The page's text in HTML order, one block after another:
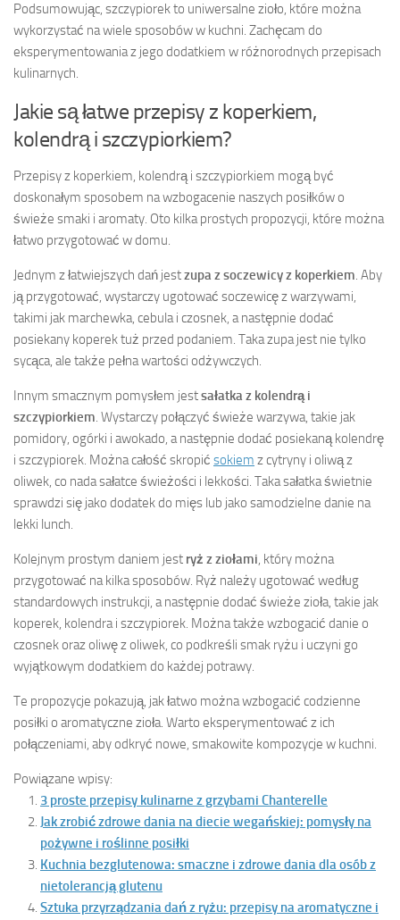
Podsumowując, szczypiorek to uniwersalne zioło, które można
wykorzystać na wiele sposobów w kuchni. Zachęcam do
eksperymentowania z jego dodatkiem w różnorodnych przepisach
kulinarnych.
Jakie są łatwe przepisy z koperkiem,
kolendrą i szczypiorkiem?
Przepisy z koperkiem, kolendrą i szczypiorkiem mogą być
doskonałym sposobem na wzbogacenie naszych posiłków o
świeże smaki i aromaty. Oto kilka prostych propozycji, które można
łatwo przygotować w domu.
Jednym z łatwiejszych dań jestzupa z soczewicy z koperkiem. Aby
ją przygotować, wystarczy ugotować soczewicę z warzywami,
takimi jak marchewka, cebula i czosnek, a następnie dodać
posiekany koperek tuż przed podaniem. Taka zupa jest nie tylko
sycąca, ale także pełna wartości odżywczych.
Innym smacznym pomysłem jestsałatka z kolendrą i
szczypiorkiem. Wystarczy połączyć świeże warzywa, takie jak
pomidory, ogórki i awokado, a następnie dodać posiekaną kolendrę
i szczypiorek. Można całość skropić sokiem z cytryny i oliwą z
oliwek, co nada sałatce świeżości i lekkości. Taka sałatka świetnie
sprawdzi się jako dodatek do mięs lub jako samodzielne danie na
lekki lunch.
Kolejnym prostym daniem jest ryż z ziołami, który można
przygotować na kilka sposobów. Ryż należy ugotować według
standardowych instrukcji, a następnie dodać świeże zioła, takie jak
koperek, kolendra i szczypiorek. Można także wzbogacić danie o
czosnek oraz oliwę z oliwek, co podkreśli smak ryżu i uczyni go
wyjątkowym dodatkiem do każdej potrawy.
Te propozycje pokazują, jak łatwo można wzbogacić codzienne
posiłki o aromatyczne zioła. Warto eksperymentować z ich
połączeniami, aby odkryć nowe, smakowite kompozycje w kuchni.
Powiązane wpisy:
3 proste przepisy kulinarne z grzybami Chanterelle
Jak zrobić zdrowe dania na diecie wegańskiej: pomysły na
pożywne i roślinne posiłki
Kuchnia bezglutenowa: smaczne i zdrowe dania dla osób z
nietolerancją glutenu
Sztuka przyrządzania dań z ryżu: przepisy na aromatyczne i